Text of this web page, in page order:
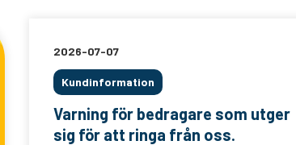
2026-07-07
Kundinformation
Varning för bedragare som utger
sig för att ringa från oss.